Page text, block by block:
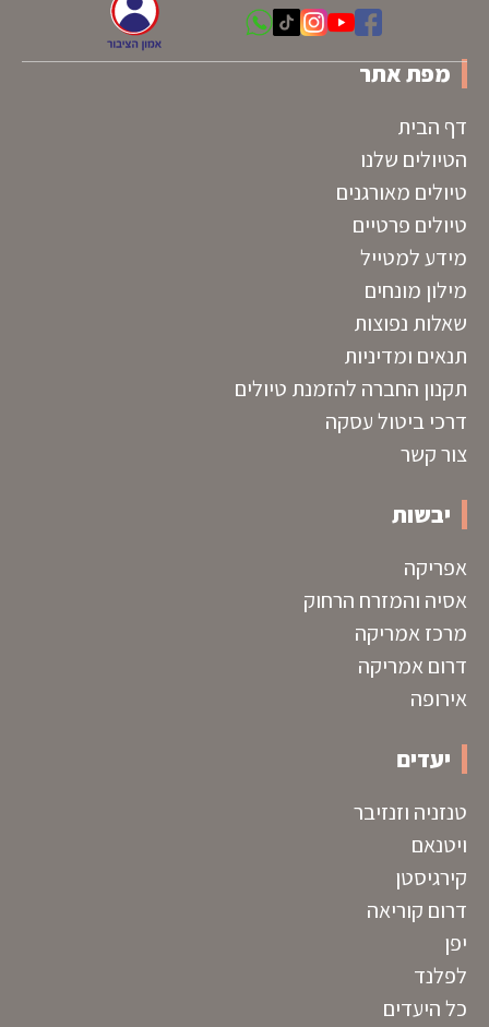
מפת אתר
דף הבית
הטיולים שלנו
טיולים מאורגנים
טיולים פרטיים
מידע למטייל
מילון מונחים
שאלות נפוצות
תנאים ומדיניות
תקנון החברה להזמנת טיולים
דרכי ביטול עסקה
צור קשר
יבשות
אפריקה
אסיה והמזרח הרחוק
מרכז אמריקה
דרום אמריקה
אירופה
יעדים
טנזניה וזנזיבר
ויטנאם
קירגיסטן
דרום קוריאה
יפן
לפלנד
כל היעדים